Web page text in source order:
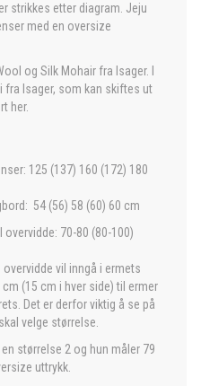
strikkes etter diagram. Jeju
med en oversize
og Silk Mohair fra Isager. I
fra Isager, som kan skiftes ut
her.
125 (137) 160 (172) 180
54 (56) 58 (60) 60 cm
70-80 (80-100)
overvidde vil inngå i ermets
(15 cm i hver side) til ermer
Det er derfor viktig å se på
velge størrelse.
størrelse 2 og hun måler 79
uttrykk.